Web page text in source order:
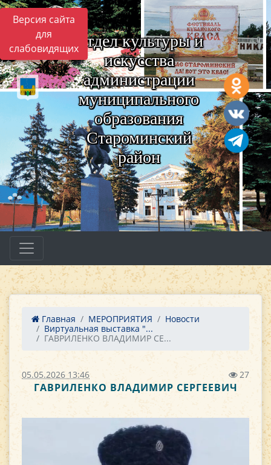
Версия сайта
для
слабовидящих Отдел культуры и
искусства
администрации
муниципального
образования
Староминский
район
Главная МЕРОПРИЯТИЯ
Новости
Виртуальная выставка "...
ГАВРИЛЕНКО ВЛАДИМИР СЕ...
05.05.2026 13:46 27
ГАВРИЛЕНКО ВЛАДИМИР СЕРГЕЕВИЧ